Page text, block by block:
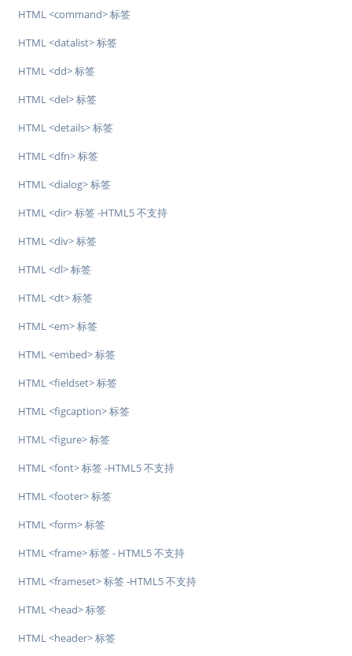
HTML <command> 标签
HTML <datalist> 标签
HTML <dd> 标签
HTML <del> 标签
HTML <details> 标签
HTML <dfn> 标签
HTML <dialog> 标签
HTML <dir> 标签 -HTML5 不支持
HTML <div> 标签
HTML <dl> 标签
HTML <dt> 标签
HTML <em> 标签
HTML <embed> 标签
HTML <fieldset> 标签
HTML <figcaption> 标签
HTML <figure> 标签
HTML <font> 标签 -HTML5 不支持
HTML <footer> 标签
HTML <form> 标签
HTML <frame> 标签 - HTML5 不支持
HTML <frameset> 标签 -HTML5 不支持
HTML <head> 标签
HTML <header> 标签